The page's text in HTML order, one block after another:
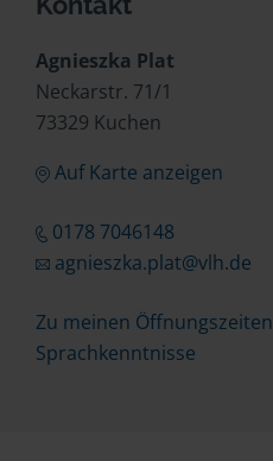
Agnieszka Plat
Neckarstr. 71/1
73329 Kuchen
Auf Karte anzeigen
0178 7046148
agnieszka.plat@vlh.de
Zu meinen Öffnungszeiten
Sprachkenntnisse